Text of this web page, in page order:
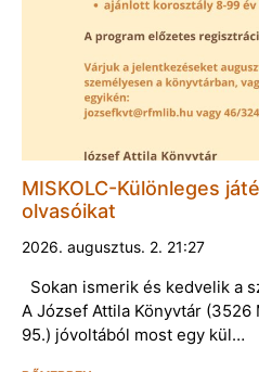
MISKOLC-Különleges
olvasóikat
2026. augusztus. 2. 21:27
Sokan ismerik és kedvelik a
A József Attila Könyvtár
95.) jóvoltából most egy kül…